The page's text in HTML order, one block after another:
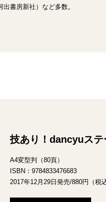
書房新社）など多数。
技あり！dancyuステ
A4変型判（80頁）
ISBN：9784833476683
2017年12月29日発売/880円（税込